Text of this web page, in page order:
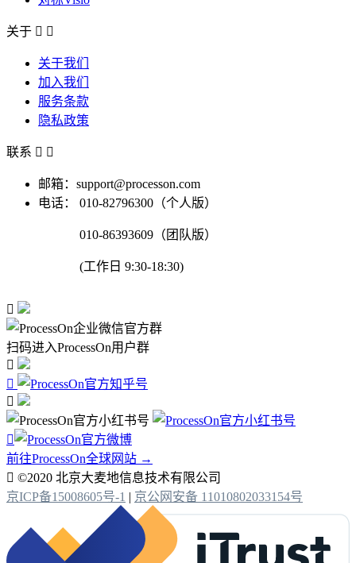
关于  
关于我们
加入我们
服务条款
隐私政策
联系  
邮箱：support@processon.com
电话：
010-82796300（个人版）
010-86393609（团队版）
(工作日 9:30-18:30)

扫码进入ProcessOn用户群




前往ProcessOn全球网站 →
 ©2020 北京大麦地信息技术有限公司
京ICP备15008605号-1 | 京公网安备 11010802033154号